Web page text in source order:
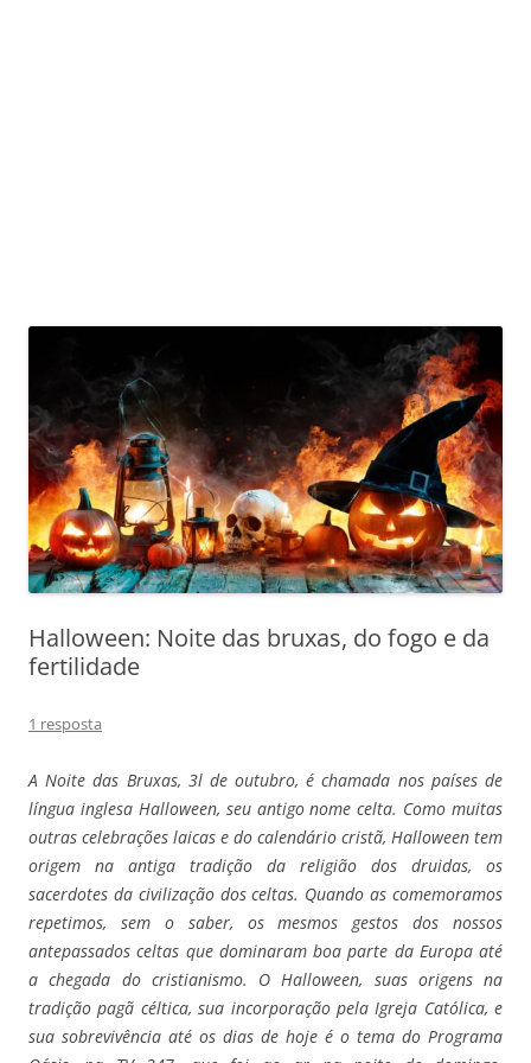
Halloween: Noite das bruxas, do fogo e da
fertilidade
1 resposta
A Noite das Bruxas, 3l de outubro, é chamada nos países de
língua inglesa Halloween, seu antigo nome celta. Como muitas
outras celebrações laicas e do calendário cristã, Halloween tem
origem na antiga tradição da religião dos druidas, os
sacerdotes da civilização dos celtas. Quando as comemoramos
repetimos, sem o saber, os mesmos gestos dos nossos
antepassados celtas que dominaram boa parte da Europa até
a chegada do cristianismo.
O Halloween, suas origens na
tradição pagã céltica, sua incorporação pela Igreja Católica, e
sua sobrevivência até os dias de hoje é o tema do Programa